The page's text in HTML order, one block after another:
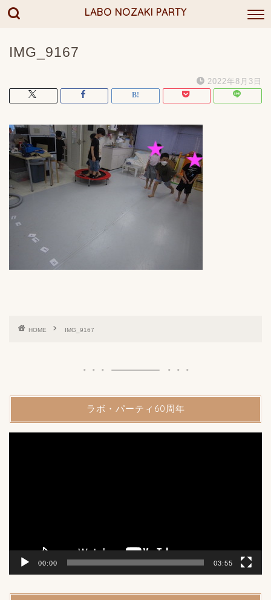
LABO NOZAKI PARTY
IMG_9167
2022年8月3日
HOME IMG_9167
ラボ・パーティ60周年
00:00 03:55